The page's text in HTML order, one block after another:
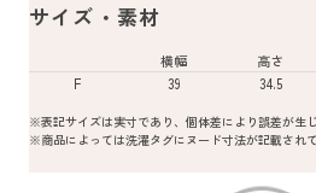
サイズ・素材
横幅 高さ
F
39 34.5
※表記サイズは実寸であり、個体差により誤差が生
※商品によっては洗濯タグにヌード寸法が記載され